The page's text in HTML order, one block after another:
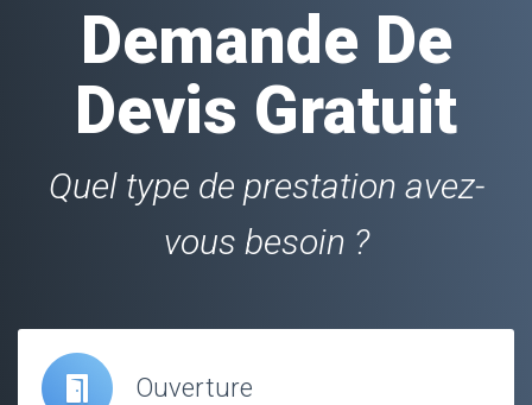
Demande De
Devis Gratuit
Quel type de prestation avez-
vous besoin ?
Ouverture